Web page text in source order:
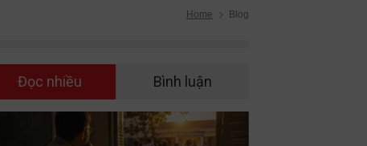
Home Blog
Đọc nhiều Bình luận